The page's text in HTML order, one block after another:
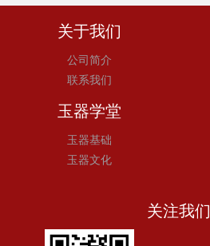
关于我们
公司简介
联系我们
玉器学堂
玉器基础
玉器文化
关注我们